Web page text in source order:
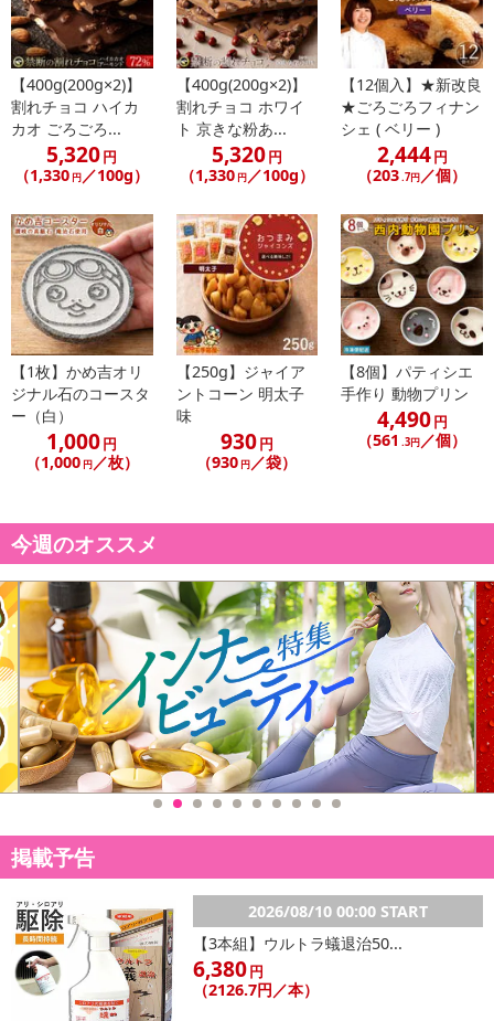
たんぱく質：16.5g、脂質：15.2g、炭水化物：47.1g、食塩相当
量：0.7g
・注意事項：直射日光、高温・多湿を避け保存してください。
注意事項
【賞味・消費期限のある商品について】
のでご了承ください。
【キャンセルについて】
※お申込み後のキャンセルはお受けできません。
記載されている内容を必ずご確認いただき、お届けする商品セット
にご納得いただきましたうえでお申し込みください。
※パッケージ変更や商品リニューアル（成分など含む）等により、
参考の掲載画像や画像内のバーコードなど、お届け商品と多少異な
る場合がございます。
また、[新たな加工食品の原料原産地表示制度]の経過措置期間の終
了により、商品詳細内に記載の原産国・原材料の表記が旧表記の場
あらかじめご了承いただいた上でお申込みください。なお、本理由
によるお申込み後のキャンセル・返品交換は対応いたしかねます。
【お支払いについて】
※送料はお試し費用に含まれております。
※d払い、PayPay、au PAY、au PAY（auかんたん決済）、ソフトバ
ンクまとめて支払い、楽天ペイ、メルペイ、AEON Pay、Amazon
Payでお支払いの場合、決済のため外部サイトへ遷移します。
※予約商品は決済手段ごとに定められた決済期限日にお支払いを完
了することがございます。ご了承いただいたうえでお申し込みくだ
さい。
【配送伝票番号について】
※配送形態がメール便の商品については、商品の発送完了後、配送
伝票番号がマイページに表示されない場合もございます。
【配送日時の指定について】
※配送日時の指定が可能な商品の場合、商品によってご指定できる
配送日、配送時間が異なる可能性がございます。
カート機能をご利用の場合は、配送日時指定をご利用いただけませ
【400g(200g×2)】
割れチョコ ハイカ
カオ ごろごろ...
5,320円
（1,330 円 ／100g）
【400g(200g×2)】
割れチョコ ホワイ
ト 京きな粉あ...
5,320円
（1,330 円／100g）
【12個入】★新改良
★ごろごろフィナン
シェ ( ベリー )
2,444円
（203 .7円 ／個）
【1枚】かめ吉オリ
ジナル石のコースタ
ー（白）
1,000円
（1,000 円／枚）
【250g】ジャイア
ントコーン 明太子
味
930円
（930 円／袋）
【8個】パティシエ
手作り 動物プリン
4,490円
（561 .3円／個）
今週のオススメ
掲載予告
2026/08/10 00:00 START
【3本組】ウルトラ蟻退治50...
6,380円
（2126.7円／本）